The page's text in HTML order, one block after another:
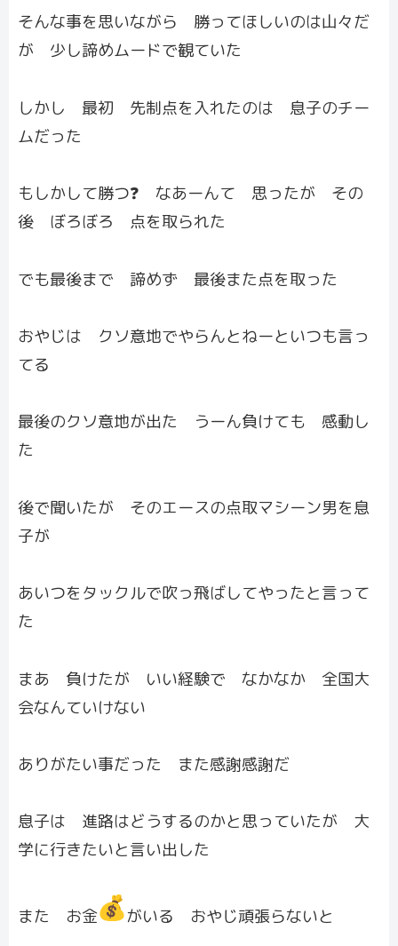
そんな事を思いながら 勝ってほしいのは山々だ
が 少し諦めムードで観ていた
しかし 最初 先制点を入れたのは 息子のチー
ムだった
もしかして勝つ❓ なあーんて 思ったが その
後 ぼろぼろ 点を取られた
でも最後まで 諦めず 最後また点を取った
おやじは クソ意地でやらんとねーといつも言っ
てる
最後のクソ意地が出た うーん負けても 感動し
た
後で聞いたが そのエースの点取マシーン男を息
子が
あいつをタックルで吹っ飛ばしてやったと言って
た
まあ 負けたが いい経験で なかなか 全国大
会なんていけない
ありがたい事だった また感謝感謝だ
息子は 進路はどうするのかと思っていたが 大
学に行きたいと言い出した
また お金 がいる おやじ頑張らないと